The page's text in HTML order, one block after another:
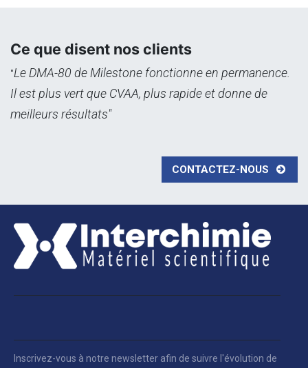
Ce que disent nos clients
"Le DMA-80 de Milestone fonctionne en permanence.
Il est plus vert que CVAA, plus rapide et donne de
meilleurs résultats"
CONTACTEZ-NOUS
Inscrivez-vous à notre newsletter afin de suivre l'évolution de